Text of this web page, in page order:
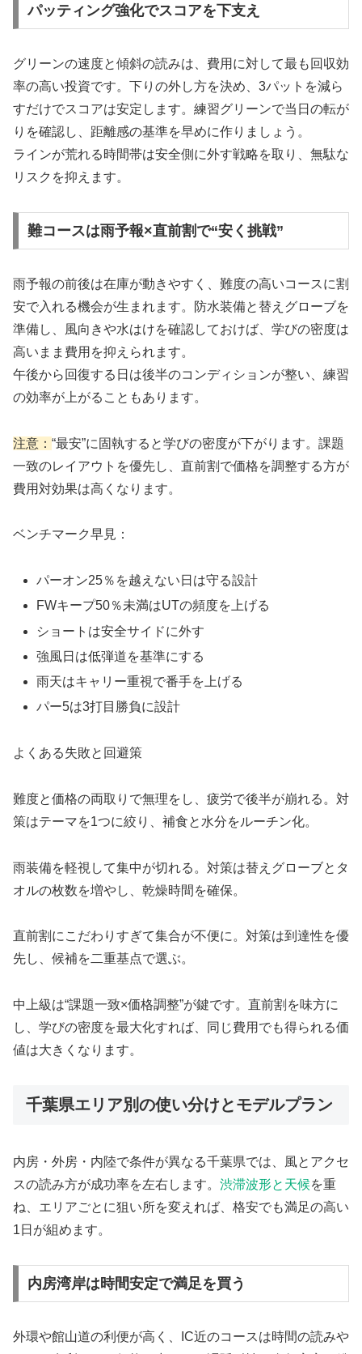
パッティング強化でスコアを下支え
グリーンの速度と傾斜の読みは、費用に対して最も回収効
率の高い投資です。下りの外し方を決め、3パットを減ら
すだけでスコアは安定します。練習グリーンで当日の転が
りを確認し、距離感の基準を早めに作りましょう。
ラインが荒れる時間帯は安全側に外す戦略を取り、無駄な
リスクを抑えます。
難コースは雨予報×直前割で“安く挑戦”
雨予報の前後は在庫が動きやすく、難度の高いコースに割
安で入れる機会が生まれます。防水装備と替えグローブを
準備し、風向きや水はけを確認しておけば、学びの密度は
高いまま費用を抑えられます。
午後から回復する日は後半のコンディションが整い、練習
の効率が上がることもあります。
注意： “最安”に固執すると学びの密度が下がります。課題
一致のレイアウトを優先し、直前割で価格を調整する方が
費用対効果は高くなります。
ベンチマーク早見：
パーオン25％を越えない日は守る設計
FWキープ50％未満はUTの頻度を上げる
ショートは安全サイドに外す
強風日は低弾道を基準にする
雨天はキャリー重視で番手を上げる
パー5は3打目勝負に設計
よくある失敗と回避策
難度と価格の両取りで無理をし、疲労で後半が崩れる。対
策はテーマを1つに絞り、補食と水分をルーチン化。
雨装備を軽視して集中が切れる。対策は替えグローブとタ
オルの枚数を増やし、乾燥時間を確保。
直前割にこだわりすぎて集合が不便に。対策は到達性を優
先し、候補を二重基点で選ぶ。
中上級は“課題一致×価格調整”が鍵です。直前割を味方に
し、学びの密度を最大化すれば、同じ費用でも得られる価
値は大きくなります。
千葉県エリア別の使い分けとモデルプラン
内房・外房・内陸で条件が異なる千葉県では、風とアクセ
スの読み方が成功率を左右します。 渋滞波形と天候を重
ね、エリアごとに狙い所を変えれば、格安でも満足の高い
1日が組めます。
内房湾岸は時間安定で満足を買う
外環や館山道の利便が高く、IC近のコースは時間の読みや